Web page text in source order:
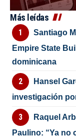
Más leídas
Santiago
Empire State
dominicana
Hansel
investigación
Raquel
Paulino: “Ya no